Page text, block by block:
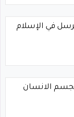
في الإسلام
الانسان